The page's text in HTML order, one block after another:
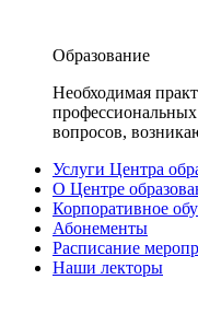
Образование
Необходимая
вопросов,
Услуги Центра
О Центре
Корпоративное
Абонементы
Расписание
Наши лекторы